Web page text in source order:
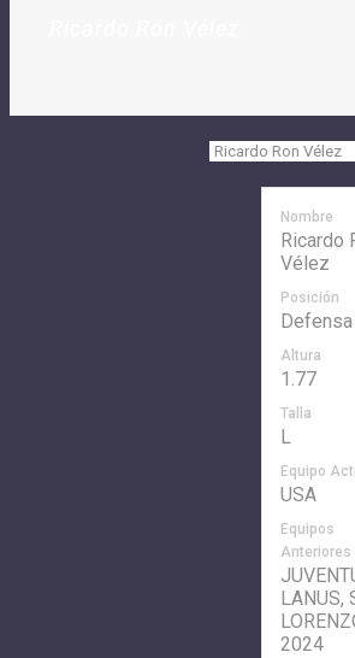
Nombre
Ricardo
Vélez
Posición
Defensa
Altura
1.77
Talla
L
Equipo
USA
Equipos
Anteriores
LANUS,
2024